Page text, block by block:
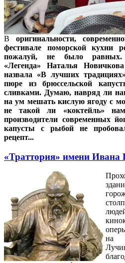
Воригинальности,
фестивале поморской кухни
пожалуй, не было равных.
«Легенда» Наталья
назвала «В лучших
пюре из брюссельской
сливками. Думаю, навряд ли
на ум мешать кислую ягоду с
не такой ли «коктейль» нам
производители современных
капусты с рыбой не
рецепт...
«Траттория» имени Ивана
на